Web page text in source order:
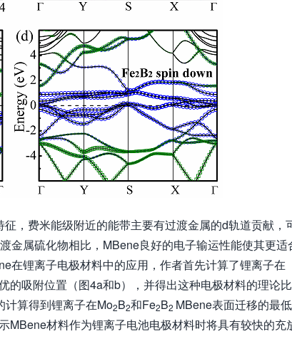
，费米能级附近的能带主要有过渡金属的d轨道贡献，
金属硫化物相比，MBene良好的电子输运性能使其更适
在锂离子电极材料中的应用，作者首先计算了锂离子在
的吸附位置（图4a和b），并得出这种电极材料的理论
计算得到锂离子在Mo2B2和Fe2B2 MBene表面迁移的最
MBene材料作为锂离子电池电极材料时将具有较快的充